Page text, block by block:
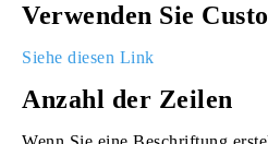
Verwenden Sie
Siehe diesen Link
Anzahl der Zeilen